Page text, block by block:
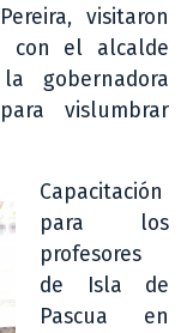
visitaron
con el alcalde
gobernadora
vislumbrar
Capacitación
para los
profesores
de Isla de
Pascua en